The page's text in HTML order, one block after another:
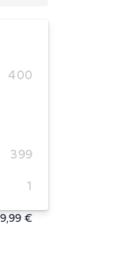
400
399
1
3,99 €
9,99 €